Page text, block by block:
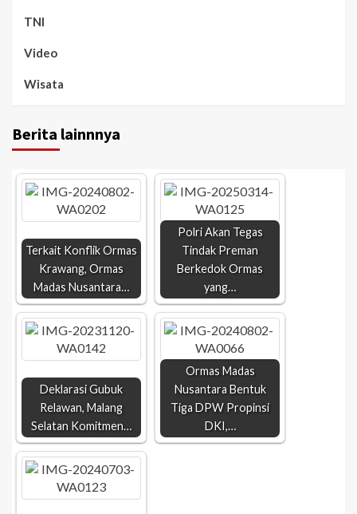
TNI
Video
Wisata
Berita lainnnya
Terkait Konflik Ormas
Krawang, Ormas
Madas Nusantara…
Polri Akan Tegas
Tindak Preman
Berkedok Ormas
yang…
Deklarasi Gubuk
Relawan, Malang
Selatan Komitmen…
Ormas Madas
Nusantara Bentuk
Tiga DPW Propinsi
DKI,…